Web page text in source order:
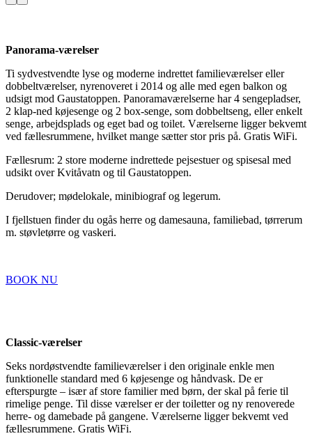
Panorama-værelser
Ti sydvestvendte lyse og moderne indrettet familieværelser eller
dobbeltværelser, nyrenoveret i 2014 og alle med egen balkon og
udsigt mod Gaustatoppen. Panoramaværelserne har 4 sengepladser,
2 klap-ned køjesenge og 2 box-senge, som dobbeltseng, eller enkelt
senge, arbejdsplads og eget bad og toilet. Værelserne ligger bekvemt
ved fællesrummene, hvilket mange sætter stor pris på. Gratis WiFi.
Fællesrum: 2 store moderne indrettede pejsestuer og spisesal med
udsikt over Kvitåvatn og til Gaustatoppen.
Derudover; mødelokale, minibiograf og legerum.
I fjellstuen finder du ogås herre og damesauna, familiebad, tørrerum
m. støvletørre og vaskeri.
BOOK NU
Classic-værelser
Seks nordøstvendte familieværelser i den originale enkle men
funktionelle standard med 6 køjesenge og håndvask. De er
efterspurgte – især af store familier med børn, der skal på ferie til
rimelige penge. Til disse værelser er der toiletter og ny renoverede
herre- og damebade på gangene. Værelserne ligger bekvemt ved
fællesrummene. Gratis WiFi.